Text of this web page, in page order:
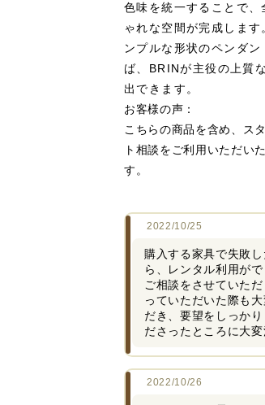
色味を統一することで、
ゃれな空間が完成しま
ンプルな形状のペンダ
ば、BRINが主役の上質
出できます。
お客様の声：
こちらの商品を含め、ス
ト相談をご利用いただい
す。
2022/10/25
購入する家具で失敗
ら、レンタル利用が
ご相談をさせていた
っていただいた際も
だき、要望をしっか
ださったところに大変
2022/10/26